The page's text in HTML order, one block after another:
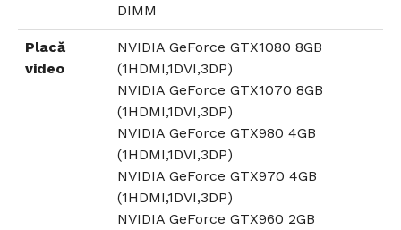
DIMM
Placă
video
NVIDIA GeForce GTX1080 8GB
(1HDMI,1DVI,3DP)
NVIDIA GeForce GTX1070 8GB
(1HDMI,1DVI,3DP)
NVIDIA GeForce GTX980 4GB
(1HDMI,1DVI,3DP)
NVIDIA GeForce GTX970 4GB
(1HDMI,1DVI,3DP)
NVIDIA GeForce GTX960 2GB